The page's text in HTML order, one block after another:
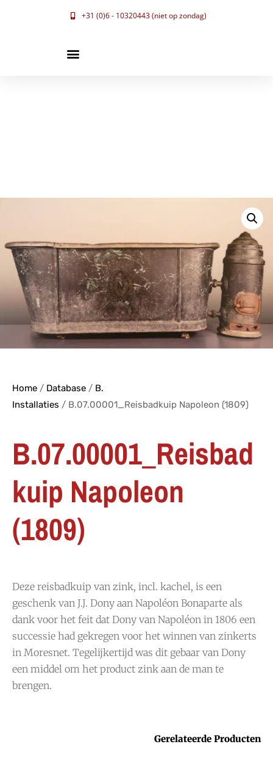
+31 (0)6 - 10320443 (niet op zondag)
Home / Database / B.
Installaties / B.07.00001_Reisbadkuip Napoleon (1809)
B.07.00001_Reisbad
kuip Napoleon
(1809)
Deze reisbadkuip van zink, incl. kachel, is een
geschenk van J.J. Dony aan Napoléon Bonaparte als
dank voor het feit dat Dony van Napoléon in 1806 een
successie had gekregen voor het winnen van zinkerts
in Moresnet. Tegelijkertijd was dit gebaar van Dony
een middel om het product zink aan de man te
brengen.
Gerelateerde Producten